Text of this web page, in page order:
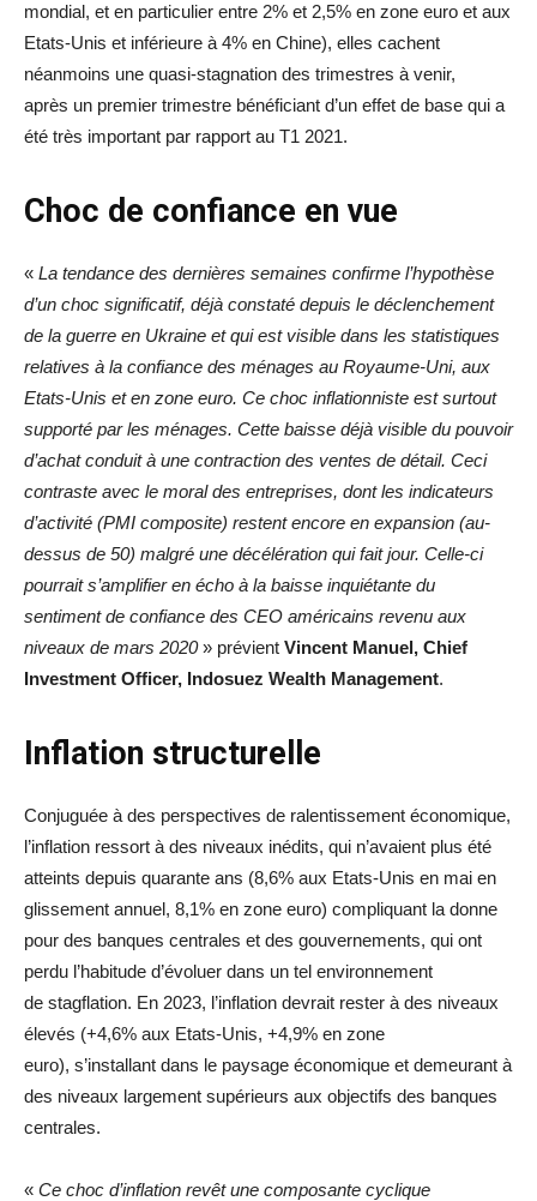
mondial, et en particulier entre 2% et 2,5% en zone euro et aux
Etats-Unis et inférieure à 4% en Chine), elles cachent
néanmoins une quasi-stagnation des trimestres à venir,
après un premier trimestre bénéficiant d’un effet de base qui a
été très important par rapport au T1 2021.
Choc de confiance en vue
« La tendance des dernières semaines confirme l’hypothèse
d’un choc significatif, déjà constaté depuis le déclenchement
de la guerre en Ukraine et qui est visible dans les statistiques
relatives à la confiance des ménages au Royaume-Uni, aux
Etats-Unis et en zone euro. Ce choc inflationniste est surtout
supporté par les ménages. Cette baisse déjà visible du pouvoir
d’achat conduit à une contraction des ventes de détail. Ceci
contraste avec le moral des entreprises, dont les indicateurs
d’activité (PMI composite) restent encore en expansion (au-
dessus de 50) malgré une décélération qui fait jour. Celle-ci
pourrait s’amplifier en écho à la baisse inquiétante du
sentiment de confiance des CEO américains revenu aux
niveaux de mars 2020» prévient Vincent Manuel, Chief
Investment Officer, Indosuez Wealth Management.
Inflation structurelle
Conjuguée à des perspectives de ralentissement économique,
l’inflation ressort à des niveaux inédits, qui n’avaient plus été
atteints depuis quarante ans (8,6% aux Etats-Unis en mai en
glissement annuel, 8,1% en zone euro) compliquant la donne
pour des banques centrales et des gouvernements, qui ont
perdu l’habitude d’évoluer dans un tel environnement
de stagflation. En 2023, l’inflation devrait rester à des niveaux
élevés (+4,6% aux Etats-Unis, +4,9% en zone
euro), s’installant dans le paysage économique et demeurant à
des niveaux largement supérieurs aux objectifs des banques
centrales.
« Ce choc d’inflation revêt une composante cyclique